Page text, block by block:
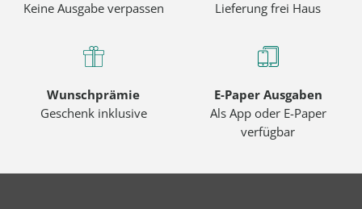
Keine Ausgabe verpassen
Lieferung frei Haus
Wunschprämie
Geschenk inklusive
E-Paper Ausgaben
Als App oder E-Paper
verfügbar